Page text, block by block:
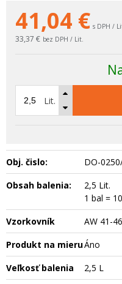
41,04 € s DPH /
33,37 € bez DPH / Lit.
Lit.
Obj. čislo:
DO-
Obsah balenia:
2,5 Lit.
1 bal =
Vzorkovník
AW 41-46
Produkt na mieruÁno
Veľkosť balenia
2,5 L